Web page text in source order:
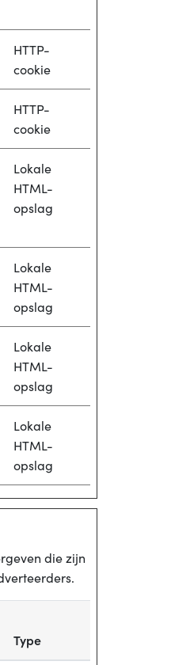
HTTP-
cookie
HTTP-
cookie
Lokale
HTML-
opslag
Lokale
HTML-
opslag
Lokale
HTML-
opslag
Lokale
HTML-
opslag
die zijn
Type